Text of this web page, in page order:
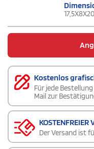
Kostenlos
Für jede
Mail zur
KOSTENFREIER
Der Versand ist